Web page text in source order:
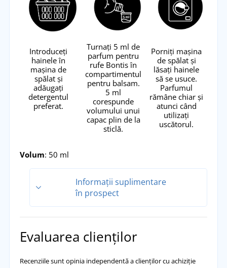
Introduceți
hainele în
mașina de
spălat și
adăugați
detergentul
preferat.
Turnați 5 ml de
parfum pentru
rufe Bontis în
compartimentul
pentru balsam.
5 ml
corespunde
volumului unui
capac plin de la
sticlă.
Porniți mașina
de spălat și
lăsați hainele
să se usuce.
Parfumul
rămâne chiar și
atunci când
utilizați
uscătorul.
Volum: 50 ml
Informații suplimentare
în prospect
Produsul este destinat exclusiv pentru mașina de
contact cu orice suprafață, ștergeți imediat cu o
Evaluarea clienților
Recenziile sunt opinia independentă a clienților cu achiziție